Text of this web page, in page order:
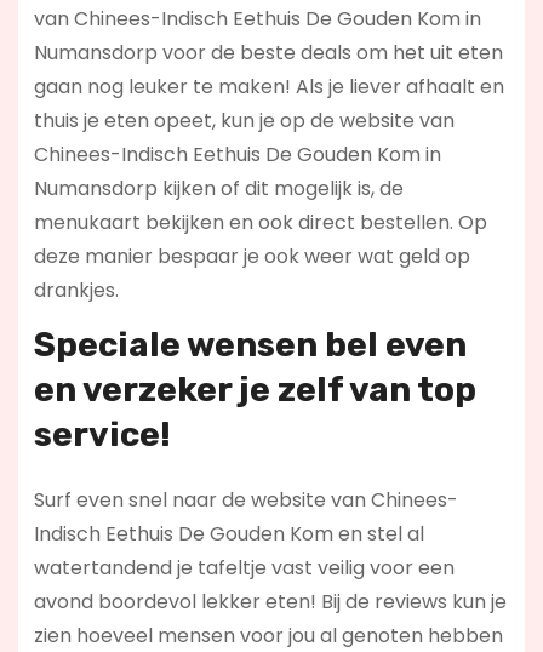
van Chinees-Indisch Eethuis De Gouden Kom in
Numansdorp voor de beste deals om het uit eten
gaan nog leuker te maken! Als je liever afhaalt en
thuis je eten opeet, kun je op de website van
Chinees-Indisch Eethuis De Gouden Kom in
Numansdorp kijken of dit mogelijk is, de
menukaart bekijken en ook direct bestellen. Op
deze manier bespaar je ook weer wat geld op
drankjes.
Speciale wensen bel even
en verzeker je zelf van top
service!
Surf even snel naar de website van Chinees-
Indisch Eethuis De Gouden Kom en stel al
watertandend je tafeltje vast veilig voor een
avond boordevol lekker eten! Bij de reviews kun je
zien hoeveel mensen voor jou al genoten hebben